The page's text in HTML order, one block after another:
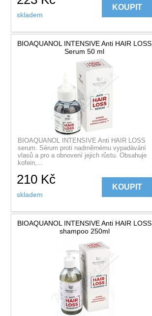
skladem
KOUPIT
BIOAQUANOL INTENSIVE Anti HAIR LOSS
Serum 50 ml
BIOAQUANOL INTENSIVE Anti HAIR LOSS
serum. Sérum proti nadměrnému vypadávání
vlasů a pro a obnovení jejich růstu. Obsahuje
kofein,...
210 Kč
skladem
KOUPIT
BIOAQUANOL INTENSIVE Anti HAIR LOSS
shampoo 250ml